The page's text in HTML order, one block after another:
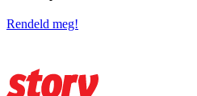
Rendeld meg!